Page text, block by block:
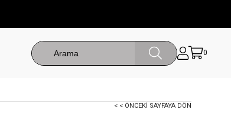
0
< < ÖNCEKI SAYFAYA DÖN